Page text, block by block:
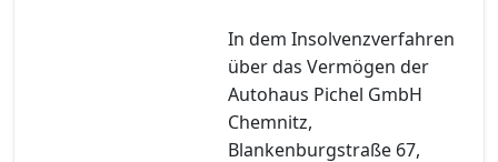
In dem Insolvenzverfahren
über das Vermögen der
Autohaus Pichel GmbH
Chemnitz,
Blankenburgstraße 67,